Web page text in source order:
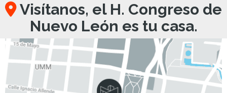
Visítanos, el H. Congreso de
Nuevo León es tu casa.